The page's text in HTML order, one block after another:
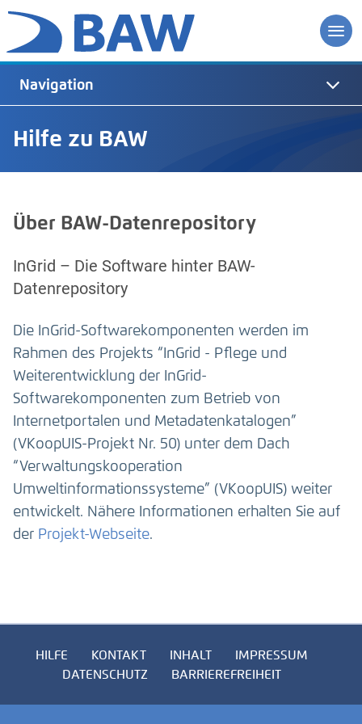
Hilfe zu BAW
Navigation
Über BAW-Datenrepository
InGrid – Die Software hinter BAW-
Datenrepository
Die InGrid-Softwarekomponenten werden im
Rahmen des Projekts “InGrid - Pflege und
Weiterentwicklung der InGrid-
Softwarekomponenten zum Betrieb von
Internetportalen und Metadatenkatalogen”
(VKoopUIS-Projekt Nr. 50) unter dem Dach
“Verwaltungskooperation
Umweltinformationssysteme” (VKoopUIS) weiter
entwickelt. Nähere Informationen erhalten Sie auf
der Projekt-Webseite.
HILFE KONTAKT INHALT
IMPRESSUM
DATENSCHUTZ
BARRIEREFREIHEIT